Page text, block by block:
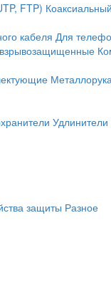
FTP)
кабеля Для
Удлинители
защиты Разное